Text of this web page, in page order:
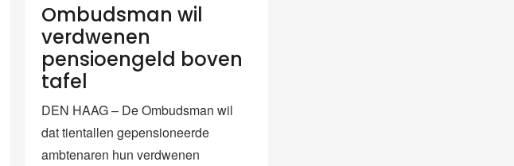
Ombudsman wil
verdwenen
pensioengeld boven
tafel
DEN HAAG – De Ombudsman wil
dat tientallen gepensioneerde
ambtenaren hun verdwenen